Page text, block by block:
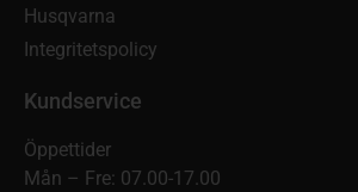
Husqvarna
Integritetspolicy
Kundservice
Öppettider
Mån – Fre: 07.00-17.00